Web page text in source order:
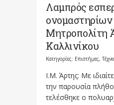
Λαμπρός
ονομαστηρίων
Μητροπολίτη
Καλλινίκου
Κατηγορίες: Επιστήμες,
Ι.Μ. Άρτης: Με
την παρουσία
τελέσθηκε ο